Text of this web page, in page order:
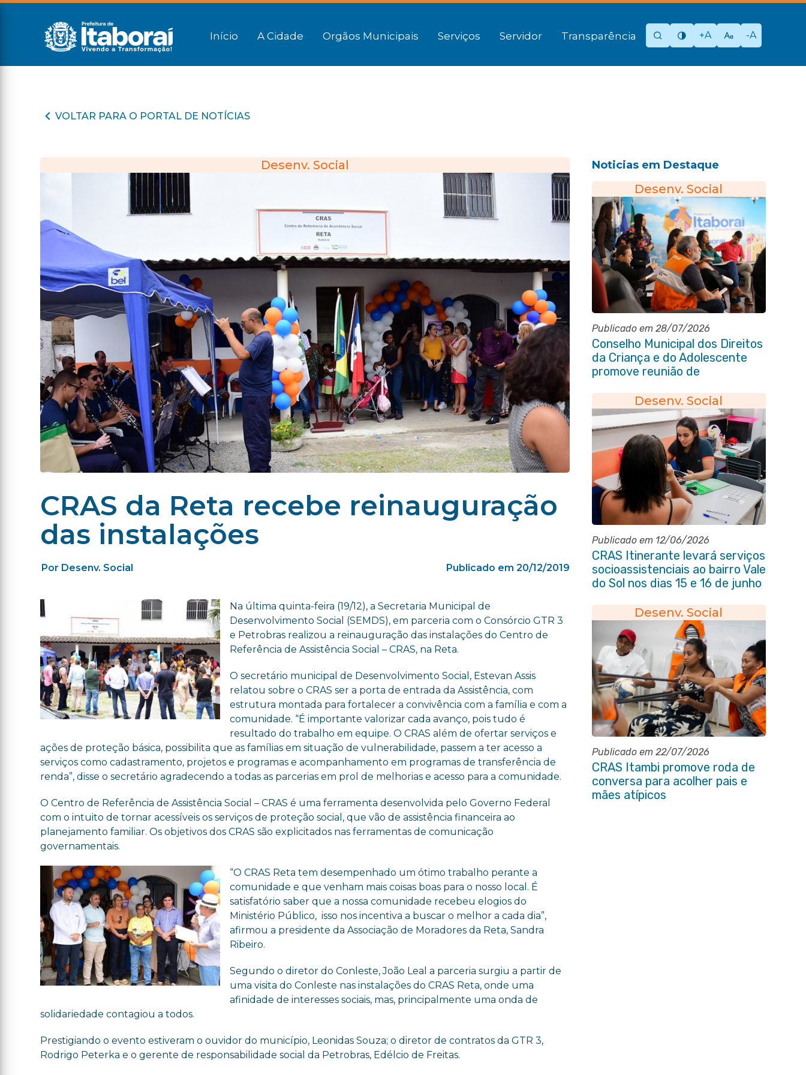
Início A Cidade Orgãos Municipais Serviços Servidor Transparência +A -A
VOLTAR PARA O PORTAL DE NOTÍCIAS
Desenv. Social
CRAS da Reta recebe reinauguração
das instalações
Por Desenv. Social Publicado em 20/12/2019
Na última quinta-feira (19/12), a Secretaria Municipal de
Desenvolvimento Social (SEMDS), em parceria com o Consórcio GTR 3
e Petrobras realizou a reinauguração das instalações do Centro de
Referência de Assistência Social – CRAS, na Reta.
O secretário municipal de Desenvolvimento Social, Estevan Assis
relatou sobre o CRAS ser a porta de entrada da Assistência, com
estrutura montada para fortalecer a convivência com a família e com a
comunidade. “É importante valorizar cada avanço, pois tudo é
resultado do trabalho em equipe. O CRAS além de ofertar serviços e
ações de proteção básica, possibilita que as famílias em situação de vulnerabilidade, passem a ter acesso a
serviços como cadastramento, projetos e programas e acompanhamento em programas de transferência de
renda”, disse o secretário agradecendo a todas as parcerias em prol de melhorias e acesso para a comunidade.
O Centro de Referência de Assistência Social – CRAS é uma ferramenta desenvolvida pelo Governo Federal
com o intuito de tornar acessíveis os serviços de proteção social, que vão de assistência financeira ao
planejamento familiar. Os objetivos dos CRAS são explicitados nas ferramentas de comunicação
governamentais.
“O CRAS Reta tem desempenhado um ótimo trabalho perante a
comunidade e que venham mais coisas boas para o nosso local. É
satisfatório saber que a nossa comunidade recebeu elogios do
Ministério Público, isso nos incentiva a buscar o melhor a cada dia”,
afirmou a presidente da Associação de Moradores da Reta, Sandra
Ribeiro.
Segundo o diretor do Conleste, João Leal a parceria surgiu a partir de
uma visita do Conleste nas instalações do CRAS Reta, onde uma
afinidade de interesses sociais, mas, principalmente uma onda de
solidariedade contagiou a todos.
Prestigiando o evento estiveram o ouvidor do município, Leonidas Souza; o diretor de contratos da GTR 3,
Rodrigo Peterka e o gerente de responsabilidade social da Petrobras, Edélcio de Freitas.
Noticias em Destaque
Desenv. Social
Publicado em 28/07/2026
Conselho Municipal dos Direitos
da Criança e do Adolescente
promove reunião de
públicosDesenv. Social
Publicado em 12/06/2026
CRAS Itinerante levará serviços
socioassistenciais ao bairro Vale
do Sol nos dias 15 e 16 de junho
Desenv. Social
Publicado em 22/07/2026
CRAS Itambi promove roda de
conversa para acolher pais e
mães atípicos